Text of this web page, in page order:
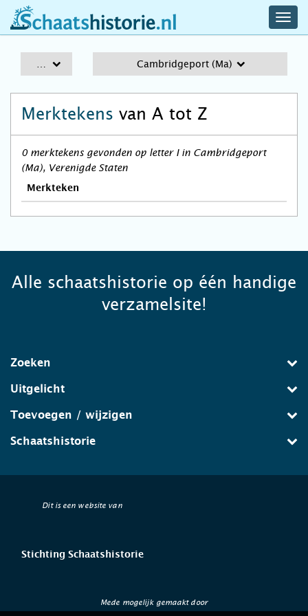
schaatshistorie.nl
Cambridgeport (Ma)
Merktekens van A tot Z
0 merktekens gevonden op letter I in Cambridgeport
(Ma), Verenigde Staten
Merkteken
Alle schaatshistorie op één handige
verzamelsite!
Zoeken
Uitgelicht
Toevoegen / wijzigen
Schaatshistorie
Dit is een website van
Stichting Schaatshistorie
Mede mogelijk gemaakt door